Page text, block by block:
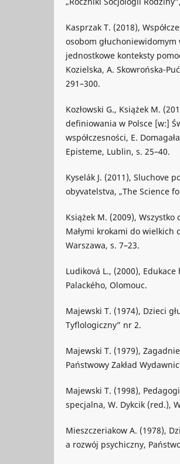
Kasprzak T. (2018),
osobom głuchoniewidomym
jednostkowe konteksty
Kozielska, A. Skowrońska-
291–300.
Kozłowski G., Książek M.
definiowania w Polsce [w:]
współczesności, E.
Episteme, Lublin, s. 25–40.
Kyselák J. (2011), Sluchove
obyvatelstva, „The Science
Książek M. (2009),
Małymi krokami do wielkich
Warszawa, s. 7–23.
Ludiková L., (2000),
Palackého, Olomouc.
Majewski T. (1974), Dzieci
Tyflologiczny” nr 2.
Majewski T. (1979),
Państwowy Zakład
Majewski T. (1998),
specjalna, W. Dykcik (red.),
Mieszczeriakow A. (1978),
a rozwój psychiczny,